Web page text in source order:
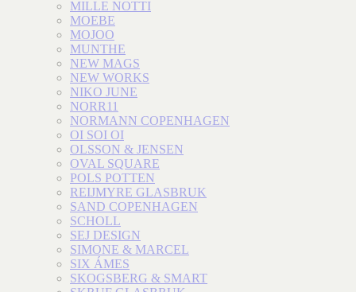
MILLE NOTTI
MOEBE
MOJOO
MUNTHE
NEW MAGS
NEW WORKS
NIKO JUNE
NORR11
NORMANN COPENHAGEN
OI SOI OI
OLSSON & JENSEN
OVAL SQUARE
POLS POTTEN
REIJMYRE GLASBRUK
SAND COPENHAGEN
SCHOLL
SEJ DESIGN
SIMONE & MARCEL
SIX ÁMES
SKOGSBERG & SMART